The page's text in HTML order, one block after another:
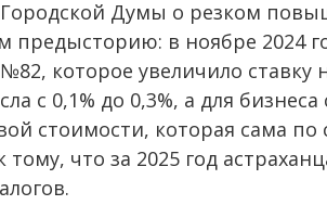
Думы о резком
предысторию: в ноябре 2024
которое увеличило ставку
с 0,1% до 0,3%, а для
стоимости, которая сама
тому, что за 2025 год